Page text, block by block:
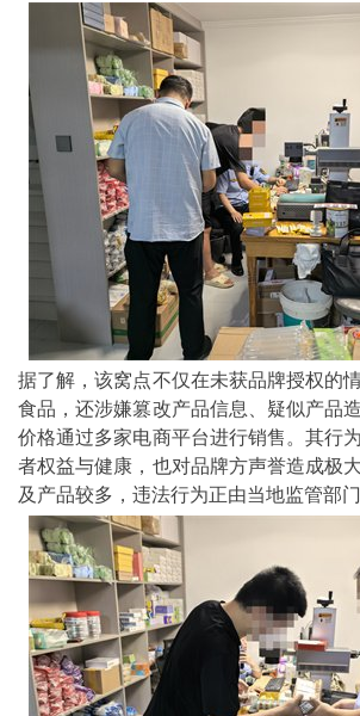
据了解，该窝点不仅在未获品牌授权的
食品，还涉嫌篡改产品信息、疑似产品
价格通过多家电商平台进行销售。其行
者权益与健康，也对品牌方声誉造成极
及产品较多，违法行为正由当地监管部